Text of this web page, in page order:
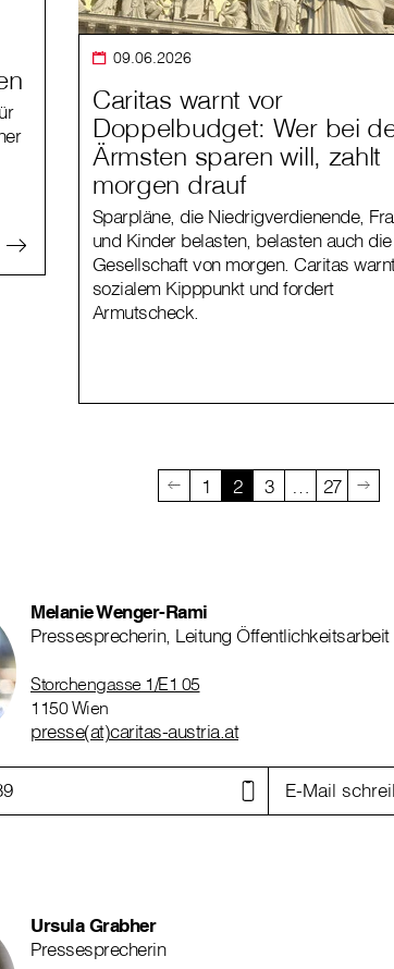
09.06.2026
Caritas warnt vor
Doppelbudget: Wer bei
Ärmsten sparen will, zahlt
morgen drauf
Sparpläne, die Niedrigverdienende,
und Kinder belasten, belasten auch die
Gesellschaft von morgen. Caritas
sozialem Kipppunkt und fordert
Armutscheck.
1 2 3 27
Melanie Wenger-Rami
Pressesprecherin, Leitung Öffentlichkeitsarbeit
Storchengasse 1/E1 05
1150 Wien
presse(at)caritas-austria.at
E-Mail
Ursula Grabher
Pressesprecherin